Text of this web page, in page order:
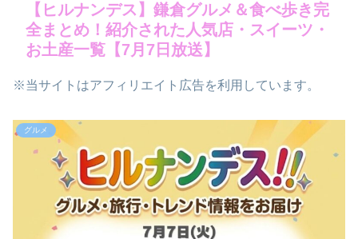
【ヒルナンデス】鎌倉グルメ＆食べ歩き完
全まとめ！紹介された人気店・スイーツ・
お土産一覧【7月7日放送】
※当サイトはアフィリエイト広告を利用しています。
グルメ